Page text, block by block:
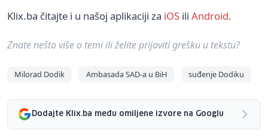
Klix.ba čitajte i u našoj aplikaciji za iOS ili Android.
Znate nešto više o temi ili želite prijaviti grešku u tekstu?
Milorad Dodik Ambasada SAD-a u BiH suđenje Dodiku
Dodajte Klix.ba među omiljene izvore na Googlu